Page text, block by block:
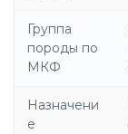
Группа
породы по
МКФ
Назначени
е